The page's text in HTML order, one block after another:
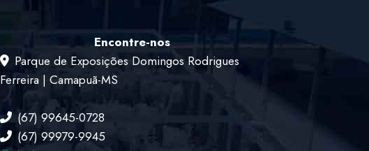
Encontre-nos
Parque de Exposições Domingos Rodrigues
Ferreira | Camapuã-MS
(67) 99645-0728
(67) 99979-9945